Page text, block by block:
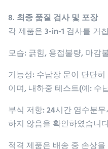
8. 최종 품질 검사 및 포장
각 제품은 3-in-1 검사를 거
모습: 긁힘, 용접불량, 마감
기능성: 수납장 문이 단단
이며, 내하중 테스트(예: 수
부식 저항: 24시간 염수분
하지 않음을 확인하였습니